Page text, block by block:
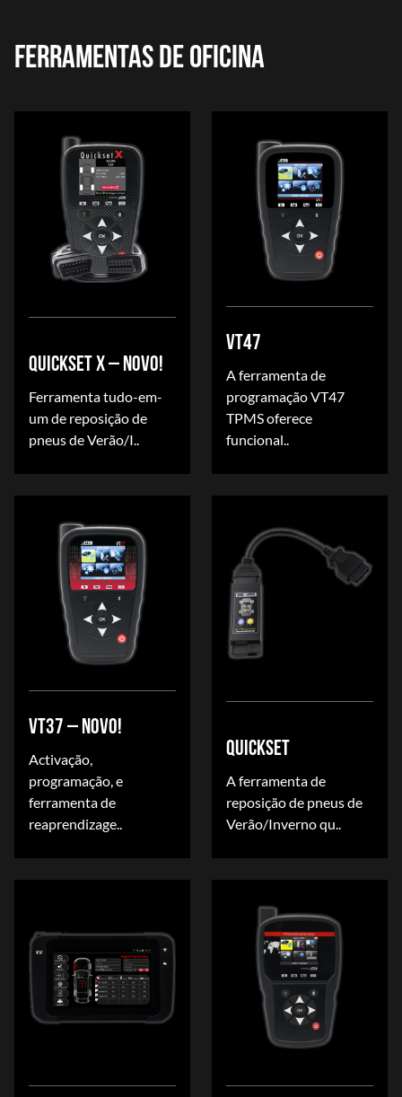
FERRAMENTAS DE OFICINA
QUICKSET X – NOVO!
Ferramenta tudo-em-
um de reposição de
pneus de Verão/I..
VT47
A ferramenta de
programação VT47
TPMS oferece
funcional..
VT37 – NOVO!
Activação,
programação, e
ferramenta de
reaprendizage..
QUICKSET
A ferramenta de
reposição de pneus de
Verão/Inverno qu..